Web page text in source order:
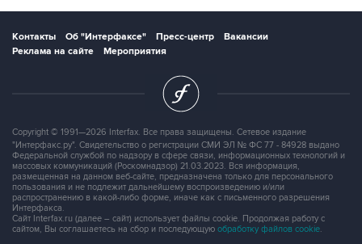
Контакты Об "Интерфаксе" Пресс-центр
Вакансии
Реклама на сайте
Мероприятия
Copyright © 1991—2026 Interfax. Все права защищены. Сетевое издание
"Интерфакс.ру". Свидетельство о регистрации СМИ ЭЛ № ФС 77 - 84928 выдано
Федеральной службой по надзору в сфере связи, информационных технологий и
массовых коммуникаций (Роскомнадзор) 21.03.2023. Вся информация,
размещенная на данном веб-сайте, предназначена только для персонального
пользования и не подлежит дальнейшему воспроизведению и/или
распространению в какой-либо форме, иначе как с письменного разрешения
Интерфакса.
Сайт Interfax.ru (далее – сайт) использует файлы cookie. Продолжая работу с
сайтом, Вы соглашаетесь на сбор и последующую обработку файлов cookie.